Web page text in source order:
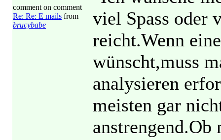
comment on comment
Re: Re: E mails from
brucybabe
viel Spass oder
reicht.Wenn
wünscht,muss
analysieren
meisten gar
anstrengend.Ob